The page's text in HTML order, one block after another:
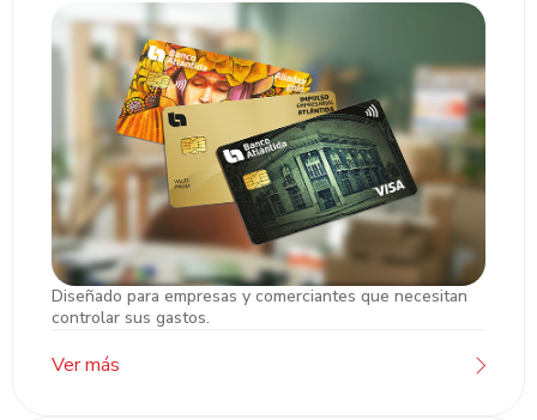
Tarjetas de Crédito PYME
Diseñado para empresas y comerciantes que necesitan
controlar sus gastos.
Ver más